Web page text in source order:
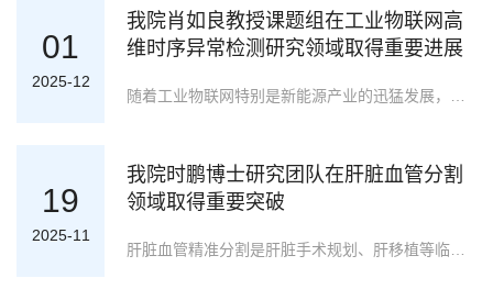
01
2025-12
我院肖如良教授课题组在工业物联网高
维时序异常检测研究领域取得重要进展
19
2025-11
我院时鹏博士研究团队在肝脏血管分割
领域取得重要突破